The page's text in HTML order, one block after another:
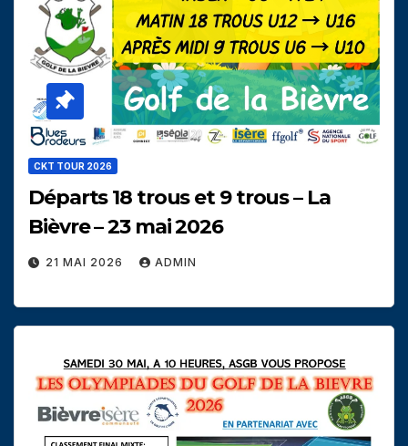
CKT TOUR 2026
Départs 18 trous et 9 trous – La
Bièvre – 23 mai 2026
21 MAI 2026 ADMIN